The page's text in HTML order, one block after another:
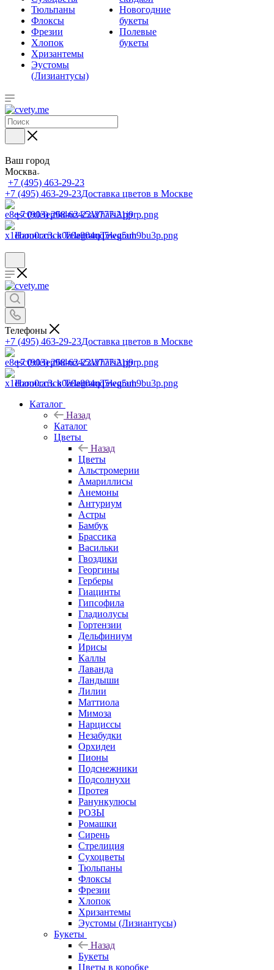
Тюльпаны
Флоксы
Фрезии
Хлопок
Хризантемы
Эустомы
(Лизиантусы)
Новогодние
букеты
Полевые
букеты
Ваш город
Москва
+7 (495) 463-29-23
+7 (495) 463-29-23Доставка цветов в Москве
+7 (903) 268-62-22WhatsApp
Написать в TelegramTelegram
Телефоны
+7 (495) 463-29-23Доставка цветов в Москве
+7 (903) 268-62-22WhatsApp
Написать в TelegramTelegram
Каталог
Назад
Каталог
Цветы
Назад
Цветы
Альстромерии
Амариллисы
Анемоны
Антуриум
Астры
Бамбук
Брассика
Васильки
Гвоздики
Георгины
Герберы
Гиацинты
Гипсофила
Гладиолусы
Гортензии
Дельфиниум
Ирисы
Каллы
Лаванда
Ландыши
Лилии
Маттиола
Мимоза
Нарциссы
Незабудки
Орхидеи
Пионы
Подснежники
Подсолнухи
Протея
Ранункулюсы
РОЗЫ
Ромашки
Сирень
Стрелиция
Сухоцветы
Тюльпаны
Флоксы
Фрезии
Хлопок
Хризантемы
Эустомы (Лизиантусы)
Букеты
Назад
Букеты
Цветы в коробке